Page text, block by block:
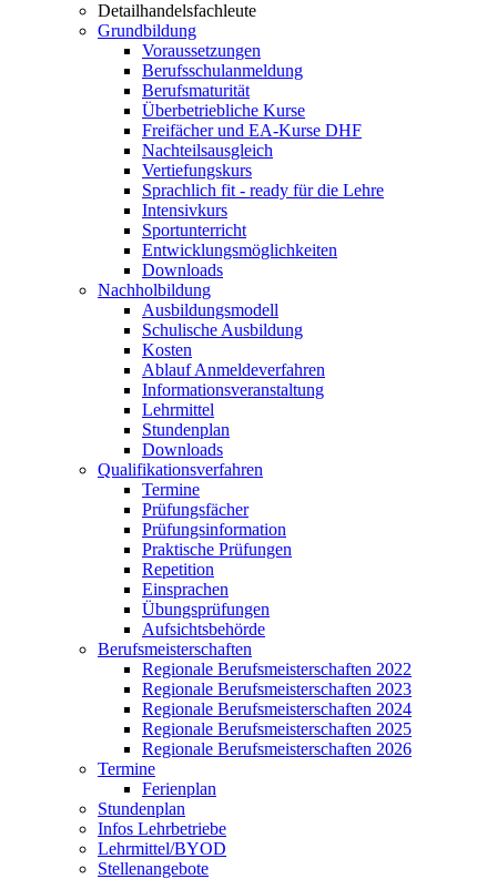
Detailhandelsfachleute
Grundbildung
Voraussetzungen
Berufsschulanmeldung
Berufsmaturität
Überbetriebliche Kurse
Freifächer und EA-Kurse DHF
Nachteilsausgleich
Vertiefungskurs
Sprachlich fit - ready für die Lehre
Intensivkurs
Sportunterricht
Entwicklungsmöglichkeiten
Downloads
Nachholbildung
Ausbildungsmodell
Schulische Ausbildung
Kosten
Ablauf Anmeldeverfahren
Informationsveranstaltung
Lehrmittel
Stundenplan
Downloads
Qualifikationsverfahren
Termine
Prüfungsfächer
Prüfungsinformation
Praktische Prüfungen
Repetition
Einsprachen
Übungsprüfungen
Aufsichtsbehörde
Berufsmeisterschaften
Regionale Berufsmeisterschaften 2022
Regionale Berufsmeisterschaften 2023
Regionale Berufsmeisterschaften 2024
Regionale Berufsmeisterschaften 2025
Regionale Berufsmeisterschaften 2026
Termine
Ferienplan
Stundenplan
Infos Lehrbetriebe
Lehrmittel/BYOD
Stellenangebote